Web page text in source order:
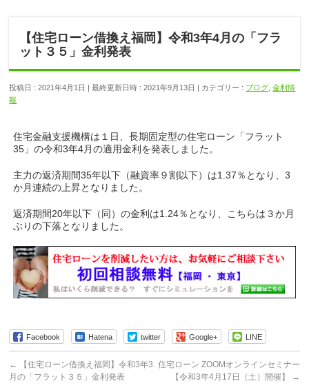
【住宅ローン借換え福岡】令和3年4月の「フラ
ット３５」金利発表
投稿日 : 2021年4月1日 最終更新日時 : 2021年9月13日 カテゴリー : ブログ ,金利情
報
住宅金融支援機構は１日、長期固定型の住宅ローン「フラット
35」の令和3年4月の適用金利を発表しました。
主力の返済期間35年以下（融資率９割以下）は1.37％となり、3
か月連続の上昇となりました。
返済期間20年以下（同）の金利は1.24％となり、こちらは３か月
ぶりの下落となりました。
Facebook Hatena twitter Google+ LINE
←
【住宅ローン借換え福岡】令和3年3
月の「フラット３５」金利発表
住宅ローン ZOOMオンラインセミナー
【令和3年4月17日（土）開催】
→